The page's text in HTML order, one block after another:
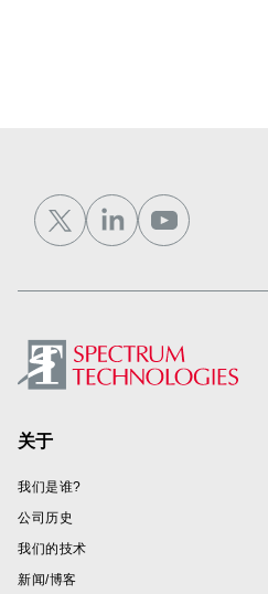
Footer
关于
我们是谁?
公司历史
我们的技术
新闻/博客